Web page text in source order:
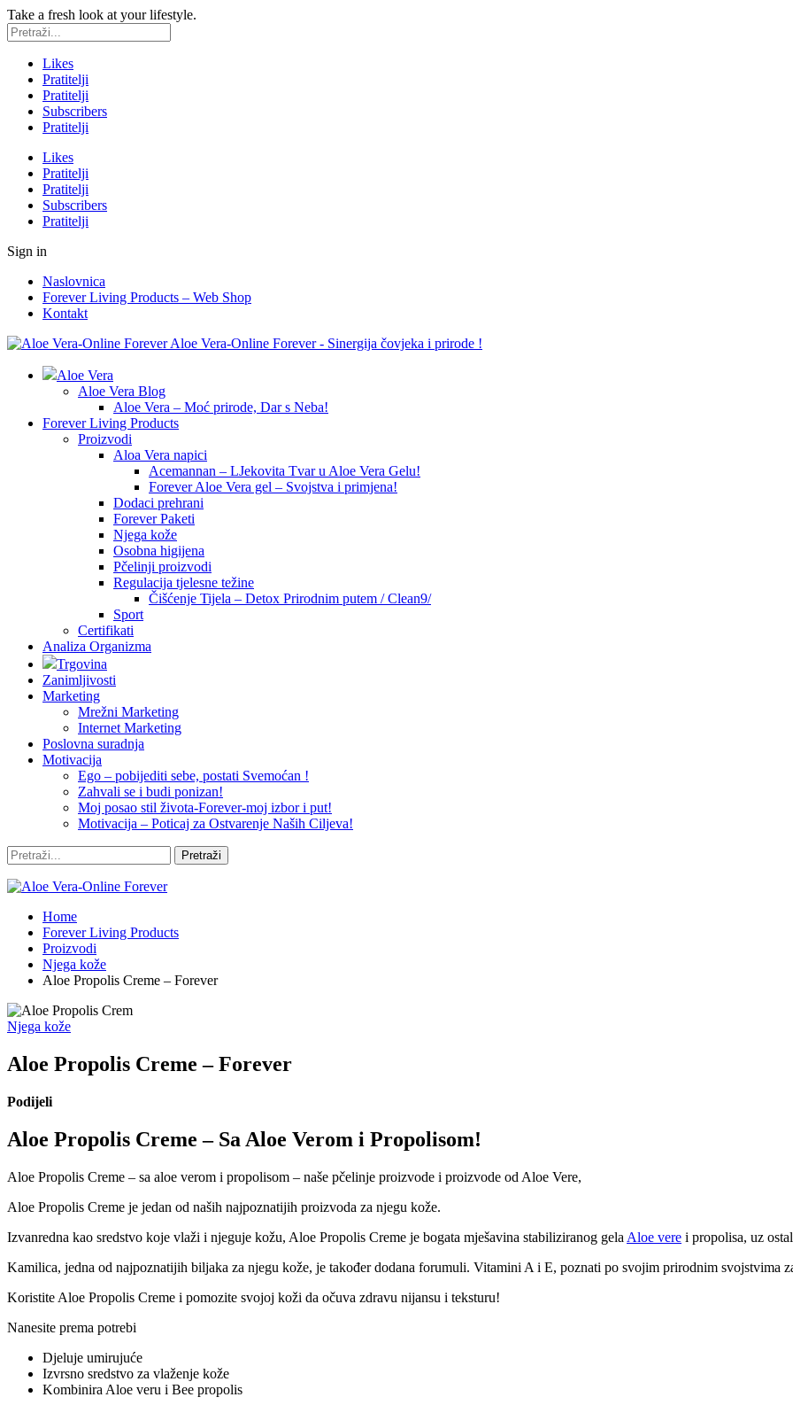
Take a fresh look at your lifestyle.
Likes
Pratitelji
Pratitelji
Subscribers
Pratitelji
Likes
Pratitelji
Pratitelji
Subscribers
Pratitelji
Sign in
Naslovnica
Forever Living Products – Web Shop
Kontakt
Aloe Vera-Online Forever - Sinergija čovjeka i prirode !
Aloe Vera
Aloe Vera Blog
Aloe Vera – Moć prirode, Dar s Neba!
Forever Living Products
Proizvodi
Aloa Vera napici
Acemannan – LJekovita Tvar u Aloe Vera Gelu!
Forever Aloe Vera gel – Svojstva i primjena!
Dodaci prehrani
Forever Paketi
Njega kože
Osobna higijena
Pčelinji proizvodi
Regulacija tjelesne težine
Čišćenje Tijela – Detox Prirodnim putem / Clean9/
Sport
Certifikati
Analiza Organizma
Trgovina
Zanimljivosti
Marketing
Mrežni Marketing
Internet Marketing
Poslovna suradnja
Motivacija
Ego – pobijediti sebe, postati Svemoćan !
Zahvali se i budi ponizan!
Moj posao stil života-Forever-moj izbor i put!
Motivacija – Poticaj za Ostvarenje Naših Ciljeva!
Home
Forever Living Products
Proizvodi
Njega kože
Aloe Propolis Creme – Forever
Njega kože
Aloe Propolis Creme – Forever
Podijeli
Aloe Propolis Creme – Sa Aloe Verom i Propolisom!
Aloe Propolis Creme – sa aloe verom i propolisom – naše pčelinje proizvode i proizvode od Aloe Vere,
Aloe Propolis Creme je jedan od naših najpoznatijih proizvoda za njegu kože.
Izvanredna kao sredstvo koje vlaži i njeguje kožu, Aloe Propolis Creme je bogata mješavina stabiliziranog gela Aloe vere i propolisa, uz
Kamilica, jedna od najpoznatijih biljaka za njegu kože, je također dodana forumuli. Vitamini A i E, poznati po svojim prirodnim svojstvima
Koristite Aloe Propolis Creme i pomozite svojoj koži da očuva zdravu nijansu i teksturu!
Nanesite prema potrebi
Djeluje umirujuće
Izvrsno sredstvo za vlaženje kože
Kombinira Aloe veru i Bee propolis